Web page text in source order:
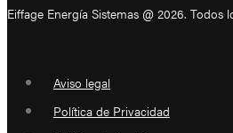
Eiffage Energía Sistemas @ 2026. Todos
Aviso legal
Política de Privacidad